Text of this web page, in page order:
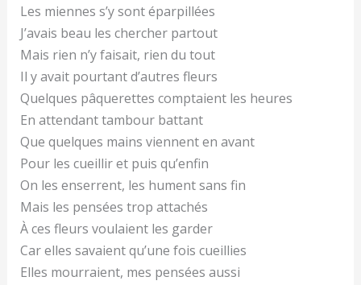
Les miennes s’y sont éparpillées
J’avais beau les chercher partout
Mais rien n’y faisait, rien du tout
Il y avait pourtant d’autres fleurs
Quelques pâquerettes comptaient les heures
En attendant tambour battant
Que quelques mains viennent en avant
Pour les cueillir et puis qu’enfin
On les enserrent, les hument sans fin
Mais les pensées trop attachés
À ces fleurs voulaient les garder
Car elles savaient qu’une fois cueillies
Elles mourraient, mes pensées aussi